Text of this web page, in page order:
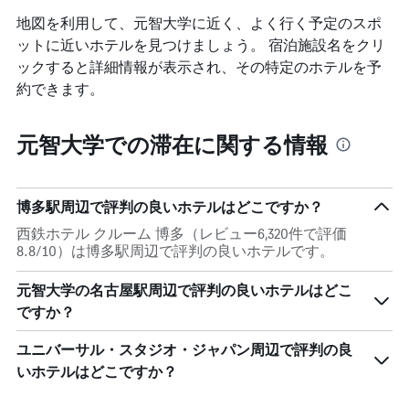
地図を利用して、元智大学に近く、よく行く予定のスポ
ットに近いホテルを見つけましょう。 宿泊施設名をクリ
ックすると詳細情報が表示され、その特定のホテルを予
約できます。
元智大学での滞在に関する情報
博多駅周辺で評判の良いホテルはどこですか？
西鉄ホテル クルーム 博多（レビュー6,320件で評価
8.8/10）は博多駅周辺で評判の良いホテルです。
元智大学の名古屋駅周辺で評判の良いホテルはどこ
ですか？
ユニバーサル・スタジオ・ジャパン周辺で評判の良
いホテルはどこですか？